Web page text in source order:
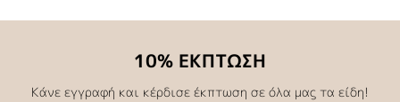
10% ΕΚΠΤΩΣΗ
Κάνε εγγραφή και κέρδισε έκπτωση σε όλα μας τα είδη!